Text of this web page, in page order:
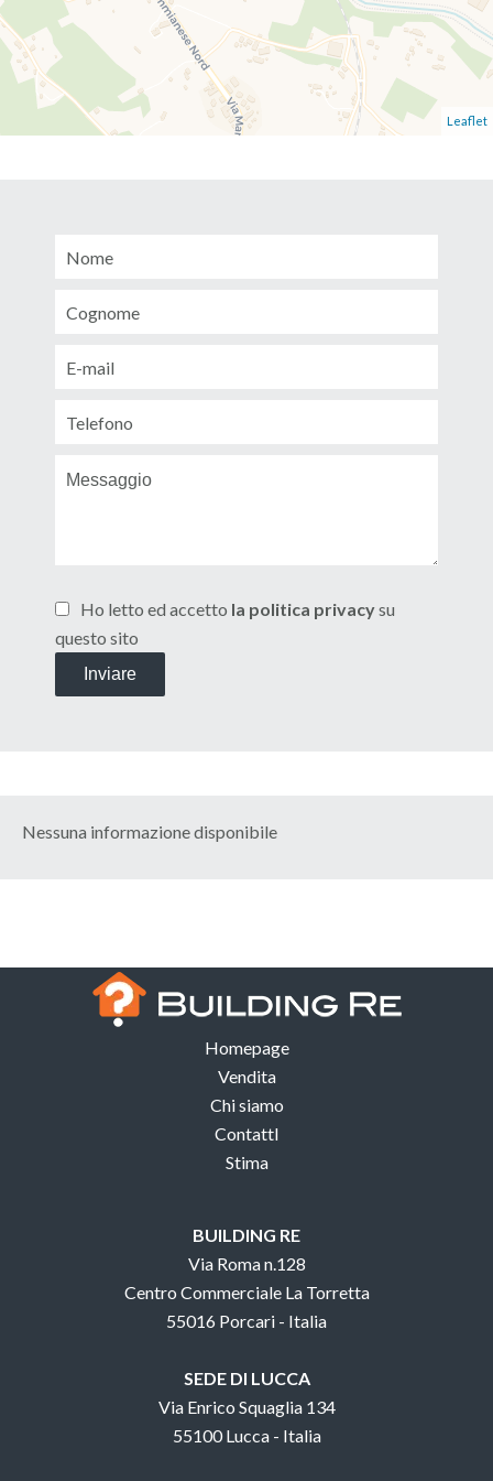
Leaflet
Ho letto ed accetto la politica privacysu
questo sito
Inviare
Nessuna informazione disponibile
Homepage
Vendita
Chi siamo
ContattI
Stima
BUILDING RE
Via Roma n.128
Centro Commerciale La Torretta
55016 Porcari - Italia
SEDE DI LUCCA
Via Enrico Squaglia 134
55100 Lucca - Italia